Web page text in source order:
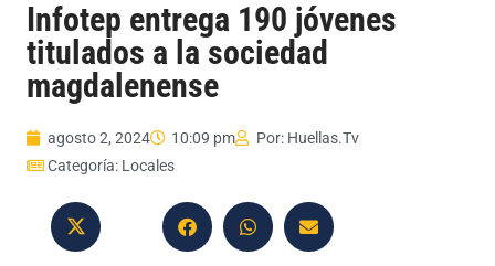
Infotep entrega 190 jóvenes
titulados a la sociedad
magdalenense
agosto 2, 2024 10:09 pm Por: Huellas.Tv
Categoría: Locales